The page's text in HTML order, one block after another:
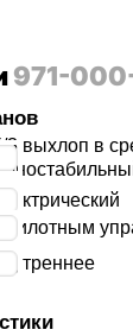
971-
3 выхлоп в
электрический
с пилотным
внутреннее